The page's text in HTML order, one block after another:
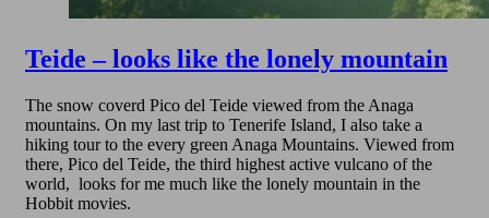
Teide – looks like the lonely mountain
The snow coverd Pico del Teide viewed from the Anaga
mountains. On my last trip to Tenerife Island, I also take a
hiking tour to the every green Anaga Mountains. Viewed from
there, Pico del Teide, the third highest active vulcano of the
world, looks for me much like the lonely mountain in the
Hobbit movies.